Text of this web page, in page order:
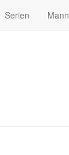
Serien